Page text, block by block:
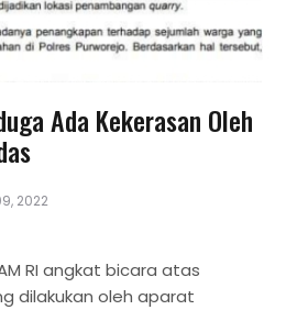
Ada Kekerasan Oleh
2022
RI angkat bicara atas
dilakukan oleh aparat